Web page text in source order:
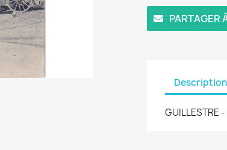
PARTAGER
Description
GUILLESTRE -